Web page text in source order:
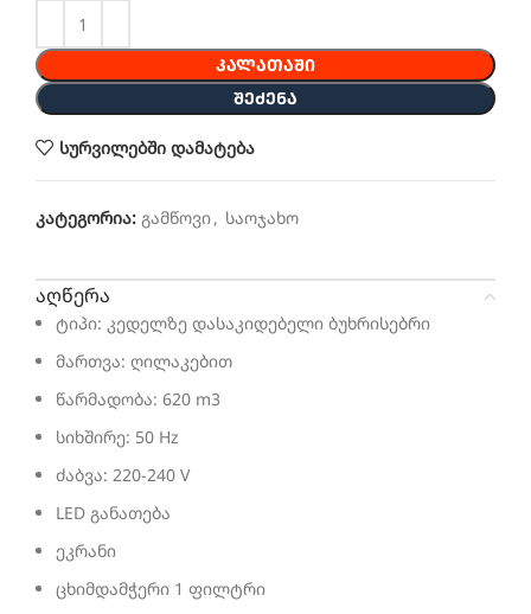
ᲙᲐᲚᲐᲗᲐᲨᲘ
ᲨᲔᲫᲔᲜᲐ
სურვილებში დამატება
კატეგორია: გამწოვი, საოჯახო
აღწერა
ტიპი: კედელზე დასაკიდებელი ბუხრისებრი
მართვა: ღილაკებით
წარმადობა: 620 m3
სიხშირე: 50 Hz
ძაბვა: 220-240 V
LED განათება
ეკრანი
ცხიმდამჭერი 1 ფილტრი